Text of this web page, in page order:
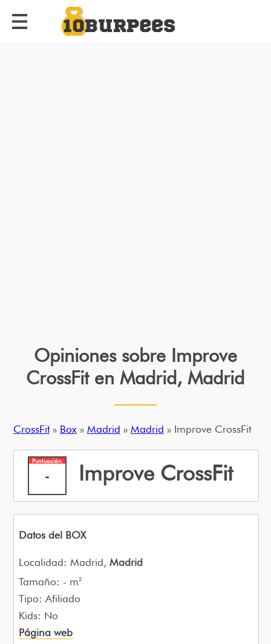
Opiniones sobre Improve
CrossFit en Madrid, Madrid
CrossFit» Box» Madrid » Madrid » Improve CrossFit
Puntuación
- Improve CrossFit
Datos del BOX
Localidad: Madrid, Madrid
Tamaño: - m2
Tipo: Afiliado
Kids: No
Página web